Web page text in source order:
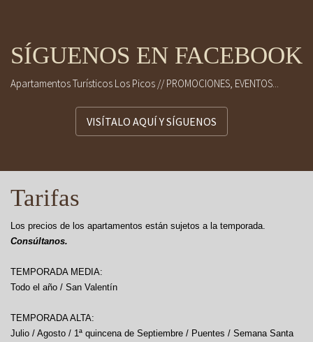
SÍGUENOS EN FACEBOOK
Apartamentos Turísticos Los Picos // PROMOCIONES, EVENTOS...
VISÍTALO AQUÍ Y SÍGUENOS
Tarifas
Los precios de los apartamentos están sujetos a la temporada.
Consúltanos.
TEMPORADA MEDIA:
Todo el año / San Valentín
TEMPORADA ALTA:
Julio / Agosto / 1ª quincena de Septiembre / Puentes / Semana Santa